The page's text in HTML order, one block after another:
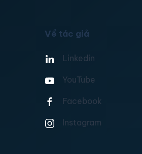
Về tác giả
Linkedin
YouTube
Facebook
Instagram